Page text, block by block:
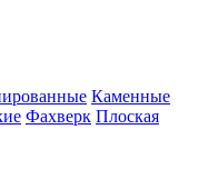
Каменные
Фахверк Плоская